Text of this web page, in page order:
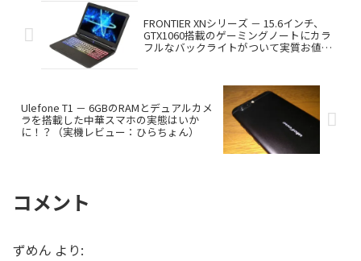
FRONTIER XNシリーズ － 15.6インチ、
GTX1060搭載のゲーミングノートにカラ
フルなバックライトがついて実質お値下
Ulefone T1 － 6GBのRAMとデュアルカメ
ラを搭載した中華スマホの実態はいか
に！？（実機レビュー：ひらちょん）
コメント
ずめん より: